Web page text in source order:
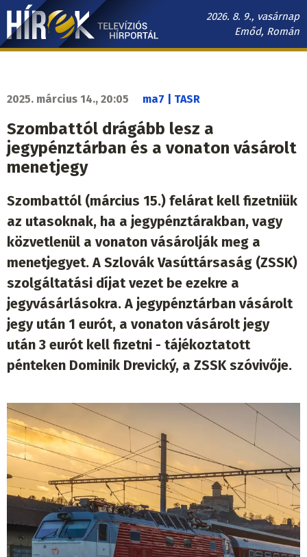
Ugrás
tartalomra
2026. 8. 9., vasárnap
Emőd, Román
Hírek.sk
navigáció
2025. március 14., 20:05 ma7 | TASR
Szombattól drágább lesz a
jegypénztárban és a vonaton vásárolt
menetjegy
Szombattól (március 15.) felárat kell fizetniük
az utasoknak, ha a jegypénztárakban, vagy
közvetlenül a vonaton vásárolják meg a
menetjegyet. A Szlovák Vasúttársaság (ZSSK)
szolgáltatási díjat vezet be ezekre a
jegyvásárlásokra. A jegypénztárban vásárolt
jegy után 1 eurót, a vonaton vásárolt jegy
után 3 eurót kell fizetni - tájékoztatott
pénteken Dominik Drevický, a ZSSK szóvivője.